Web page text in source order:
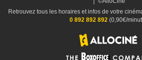
Retrouvez tous les horaires et infos de votre
0 892 892 892 (0,90€/